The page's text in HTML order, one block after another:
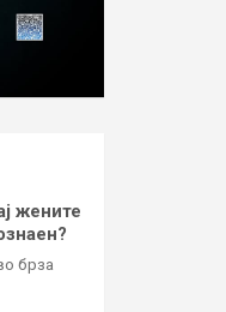
жените
брза